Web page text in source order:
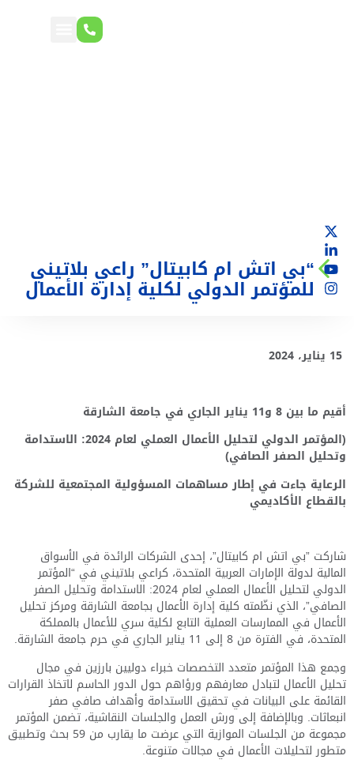
“بي اتش ام كابيتال” راعي بلاتيني
للمؤتمر الدولي لكلية إدارة الأعمال
15 يناير، 202 4
أقيم ما بين 8 و11 يناير الجاري في جامعة الشارقة
(المؤتمر الدولي لتحليل الأعمال العملي لعام 2024: الاستدامة
وتحليل الصفر الصافي)
الرعاية جاءت في إطار مساهمات المسؤولية المجتمعية للشركة
بالقطاع الأكاديمي
شاركت ”بي اتش ام كابيتال”، إحدى الشركات الرائدة في الأسواق
المالية لدولة الإمارات العربية المتحدة، كراعي بلاتيني في “المؤتمر
الدولي لتحليل الأعمال العملي لعام 2024: الاستدامة وتحليل الصفر
الصافي”، الذي نظّمته كلية إدارة الأعمال بجامعة الشارقة ومركز تحليل
الأعمال في الممارسات العملية التابع لكلية سري للأعمال بالمملكة
المتحدة، في الفترة من 8 إلى 11 يناير الجاري في حرم جامعة الشارقة.
وجمع هذا المؤتمر متعدد التخصصات خبراء دوليين بارزين في مجال
تحليل الأعمال لتبادل معارفهم ورؤاهم حول الدور الحاسم لاتخاذ القرارات
القائمة على البيانات في تحقيق الاستدامة وأهداف صافي صفر
انبعاثات. وبالإضافة إلى ورش العمل والجلسات النقاشية، تضمن المؤتمر
مجموعة من الجلسات الموازية التي عرضت ما يقارب من 59 بحث وتطبيق
متطور لتحليلات الأعمال في مجالات متنوعة.